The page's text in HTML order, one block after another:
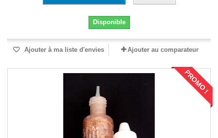
Disponible
Ajouter à ma liste d'envies Ajouter au comparateur
PROMO !